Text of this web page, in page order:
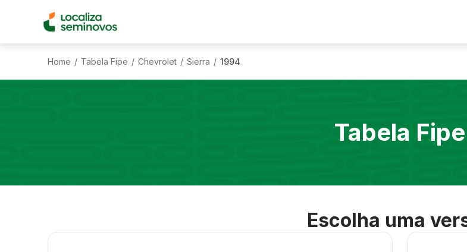
Home / Tabela Fipe / Chevrolet / Sierra / 1994
Tabela Fipe
Escolha uma